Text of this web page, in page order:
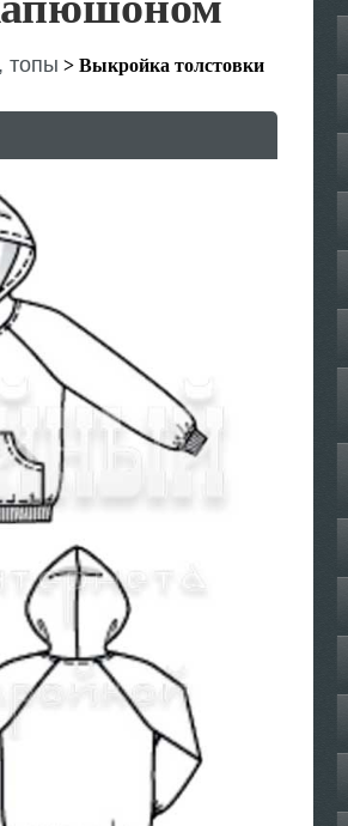
топы > Выкройка толстовки